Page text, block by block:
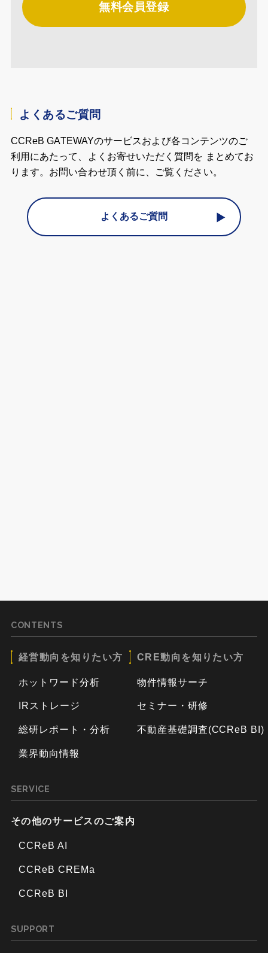
無料会員登録
よくあるご質問
CCReB GATEWAYのサービスおよび各コンテンツのご
利用にあたって、よくお寄せいただく質問を まとめてお
ります。お問い合わせ頂く前に、ご覧ください。
よくあるご質問
CONTENTS
経営動向を知りたい方
ホットワード分析
IRストレージ
総研レポート・分析
業界動向情報
CRE動向を知りたい方
物件情報サーチ
セミナー・研修
不動産基礎調査(CCReB BI)
SERVICE
その他のサービスのご案内
CCReB AI
CCReB CREMa
CCReB BI
SUPPORT